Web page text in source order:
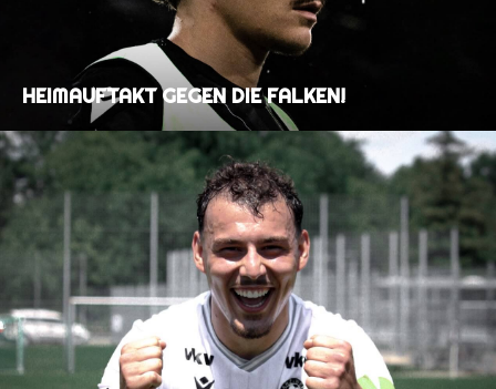
HEIMAUFTAKT GEGEN DIE FALKEN!